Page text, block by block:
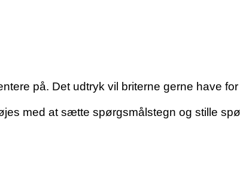
på. Det udtryk vil briterne gerne have for
med at sætte spørgsmålstegn og stille